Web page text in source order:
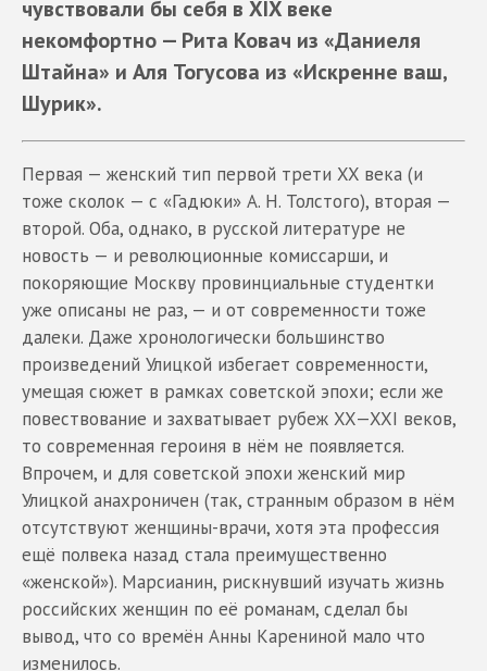
чувствовали бы себя в XIX веке
некомфортно — Рита Ковач из «Даниеля
Штайна» и Аля Тогусова из «Искренне ваш,
Шурик».
Первая — женский тип первой трети XX века (и
тоже сколок — с «Гадюки» А. Н. Толстого), вторая —
второй. Оба, однако, в русской литературе не
новость — и революционные комиссарши, и
покоряющие Москву провинциальные студентки
уже описаны не раз, — и от современности тоже
далеки. Даже хронологически большинство
произведений Улицкой избегает современности,
умещая сюжет в рамках советской эпохи; если же
повествование и захватывает рубеж XX—XXI веков,
то современная героиня в нём не появляется.
Впрочем, и для советской эпохи женский мир
Улицкой анахроничен (так, странным образом в нём
отсутствуют женщины-врачи, хотя эта профессия
ещё полвека назад стала преимущественно
«женской»). Марсианин, рискнувший изучать жизнь
российских женщин по её романам, сделал бы
вывод, что со времён Анны Карениной мало что
изменилось.